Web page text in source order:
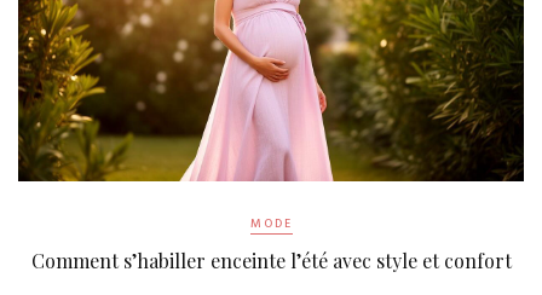
MODE
Comment s’habiller enceinte l’été avec style et confort